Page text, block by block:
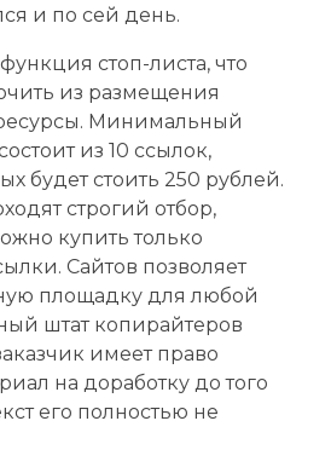
и по сей день.
стоп-листа, что
из размещения
Минимальный
из 10 ссылок,
будет стоить 250 рублей.
строгий отбор,
купить только
Сайтов позволяет
площадку для любой
штат копирайтеров
имеет право
на доработку до того
его полностью не